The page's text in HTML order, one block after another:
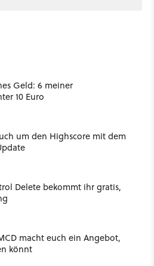
Geld: 6 meiner
10 Euro
um den Highscore mit dem
Delete bekommt ihr gratis,
macht euch ein Angebot,
könnt